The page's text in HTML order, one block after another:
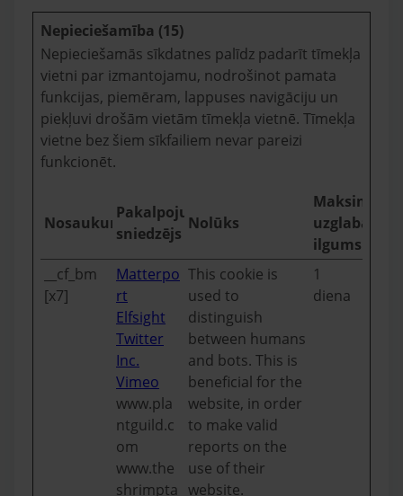
Nepieciešamība (15)
Nepieciešamās sīkdatnes palīdz padarīt tīmekļa
vietni par izmantojamu, nodrošinot pamata
funkcijas, piemēram, lappuses navigāciju un
piekļuvi drošām vietām tīmekļa vietnē. Tīmekļa
vietne bez šiem sīkfailiem nevar pareizi
funkcionēt.
Nosaukums
Pakalpojumu
sniedzējs
Nolūks
ilgums
__cf_bm
[x7]
Matterpo
rt
Elfsight
Twitter
Inc.
Vimeo
www.pla
ntguild.c
om
www.the
shrimpta
This cookie is
used to
distinguish
between humans
and bots. This is
beneficial for the
website, in order
to make valid
reports on the
use of their
website.
1
diena